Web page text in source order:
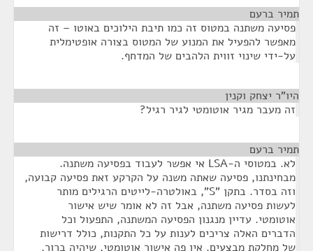
תמיר ברעם
פסיעה משתנה במטוס זה כמו תיבת הילוכים באוטו – זה
מאפשר להפעיל את המנוע של המטוס בצורה אופטימלית
על-ידי שינוי זווית הלהבים של המדחף.
היו"ר יצחק וקנין
זה מעבר מגיר אוטומטי לגיר רגיל?
תמיר ברעם
לא. במטוסי ה-LSA אי אפשר לעבוד בפסיעה משתנה.
מבחינתנו, פסיעה שאתה משנה על הקרקע זאת פסיעה קבועה,
וזה בסדר. בתקן "S", באולטרה-לייטים הרגילים מותר
לעשות פסיעה משתנה, אבל זה לא אומר שיש אישור
אוטומטי. עדיין מנגנון הפסיעה המשתנה, התפעול וכל
הדברים האלה צריכים לענות על כל התקנות, כולל דרישות
של מחלקת מבצעים. אין פה אישור אוטומטי, שיהיה ברור.